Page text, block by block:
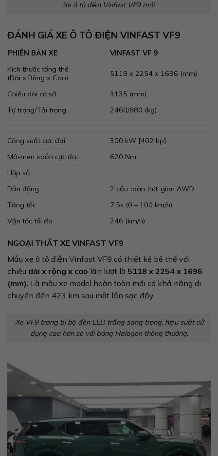
Xe ô tô điện Vinfast VF9 mới.
ĐÁNH GIÁ XE Ô TÔ ĐIỆN VINFAST VF9
PHIÊN BẢN XE
VINFAST VF 9
Kích thước tổng thể
(Dài x Rộng x Cao)
5118 x 2254 x 1696 (mm)
Chiều dài cơ sở
3135 (mm)
Tự trọng/Tải trọng
2460/880 (kg)
Công suất cực đại
300 kW [402 hp]
Mô-men xoắn cực đại
620 Nm
Hộp số
Dẫn động
2 cầu toàn thời gian AWD
Tăng tốc
7,5s (0 – 100 km/h)
Vận tốc tối đa
246 (km/h)
NGOẠI THẤT XE VINFAST VF9
Mẫu xe ô tô điện Vinfast VF9 có thiết kế bề thế với
chiều dài x rộng x cao lần lượt là 5118 x 2254 x 1696
(mm). Là mẫu xe model hoàn toàn mới có khả năng di
chuyển đến 423 km sau một lần sạc đầy.
Xe VF9 trang bị bộ đèn LED trắng sang trọng, hiệu suất sử
dụng cao hơn so với bóng Halogen thông thường.